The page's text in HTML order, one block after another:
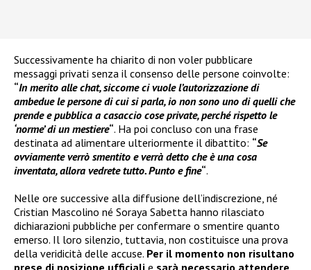
Successivamente ha chiarito di non voler pubblicare
messaggi privati senza il consenso delle persone coinvolte:
“In merito alle chat, siccome ci vuole l’autorizzazione di
ambedue le persone di cui si parla, io non sono uno di quelli che
prende e pubblica a casaccio cose private, perché rispetto le
‘norme’ di un mestiere“. Ha poi concluso con una frase
destinata ad alimentare ulteriormente il dibattito: “Se
ovviamente verrò smentito e verrà detto che è una cosa
inventata, allora vedrete tutto. Punto e fine“.
Nelle ore successive alla diffusione dell’indiscrezione, né
Cristian Mascolino né Soraya Sabetta hanno rilasciato
dichiarazioni pubbliche per confermare o smentire quanto
emerso. Il loro silenzio, tuttavia, non costituisce una prova
della veridicità delle accuse. Per il momento non risultano